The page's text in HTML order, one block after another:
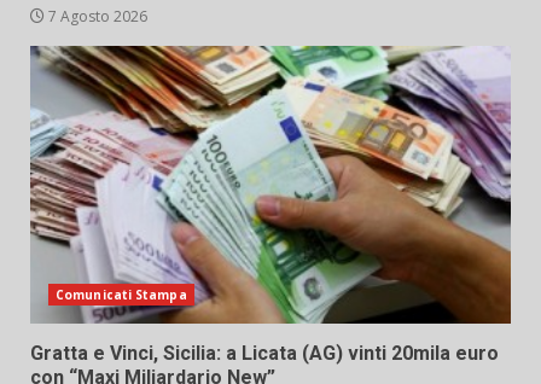
7 Agosto 2026
Comunicati Stampa
Gratta e Vinci, Sicilia: a Licata (AG) vinti 20mila euro
con “Maxi Miliardario New”